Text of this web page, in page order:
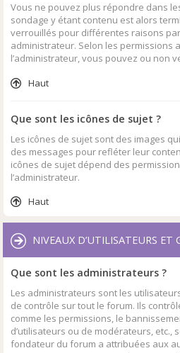
Vous ne pouvez plus répondre dans
sondage y étant contenu est alors
verrouillés pour différentes raisons
administrateur. Selon les permissions
l’administrateur, vous pouvez ou non
Haut
Que sont les icônes de sujet ?
Les icônes de sujet sont des images
des messages pour refléter leur
icônes de sujet dépend des
l’administrateur.
Haut
NIVEAUX D’UTILISATEURS ET
Que sont les administrateurs ?
Les administrateurs sont les
de contrôle sur tout le forum. Ils
comme les permissions, le
d’utilisateurs ou de modérateurs, etc.,
fondateur du forum a attribuées aux